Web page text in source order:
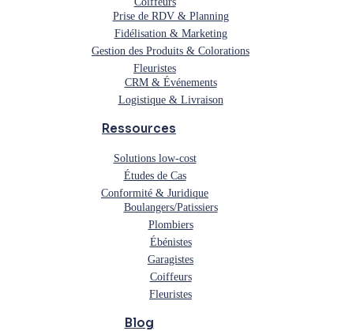
Prise de RDV & Planning
Fidélisation & Marketing
Gestion des Produits & Colorations
Fleuristes
CRM & Événements
Logistique & Livraison
Ressources
Solutions low-cost
Études de Cas
Conformité & Juridique
Boulangers/Patissiers
Plombiers
Ébénistes
Garagistes
Coiffeurs
Fleuristes
Blog